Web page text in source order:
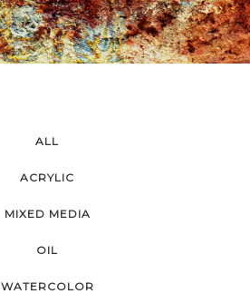
ALL
ACRYLIC
MIXED MEDIA
OIL
WATERCOLOR